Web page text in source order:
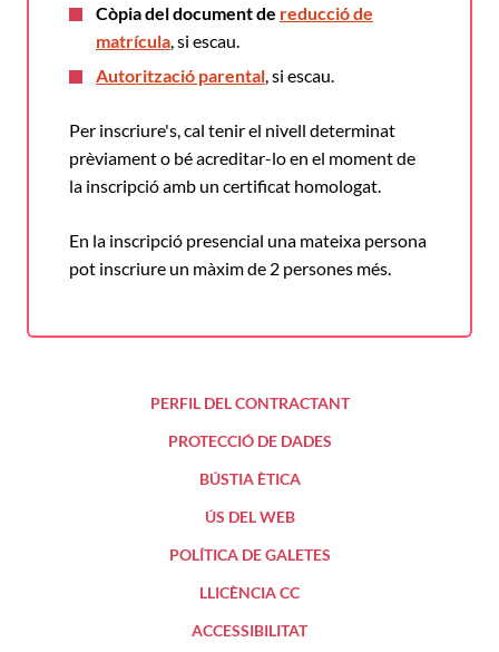
Còpia del document de reducció de
matrícula, si escau.
Autorització parental, si escau.
Per inscriure's, cal tenir el nivell determinat
prèviament o bé acreditar-lo en el moment de
la inscripció amb un certificat homologat.
En la inscripció presencial una mateixa persona
pot inscriure un màxim de 2 persones més.
PERFIL DEL CONTRACTANT
PROTECCIÓ DE DADES
BÚSTIA ÈTICA
ÚS DEL WEB
POLÍTICA DE GALETES
LLICÈNCIA CC
ACCESSIBILITAT